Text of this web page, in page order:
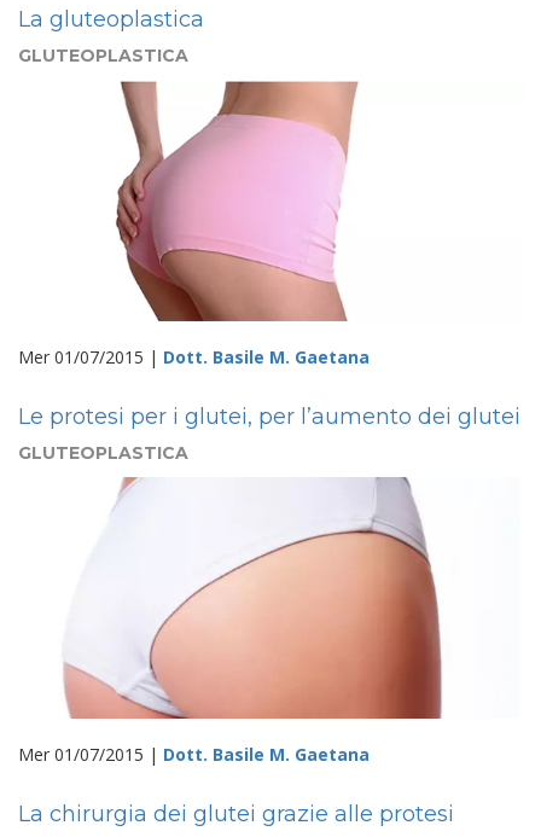
La gluteoplastica
GLUTEOPLASTICA
Mer 01/07/2015 | Dott. Basile M. Gaetana
Le protesi per i glutei, per l’aumento dei glutei
GLUTEOPLASTICA
Mer 01/07/2015 | Dott. Basile M. Gaetana
La chirurgia dei glutei grazie alle protesi